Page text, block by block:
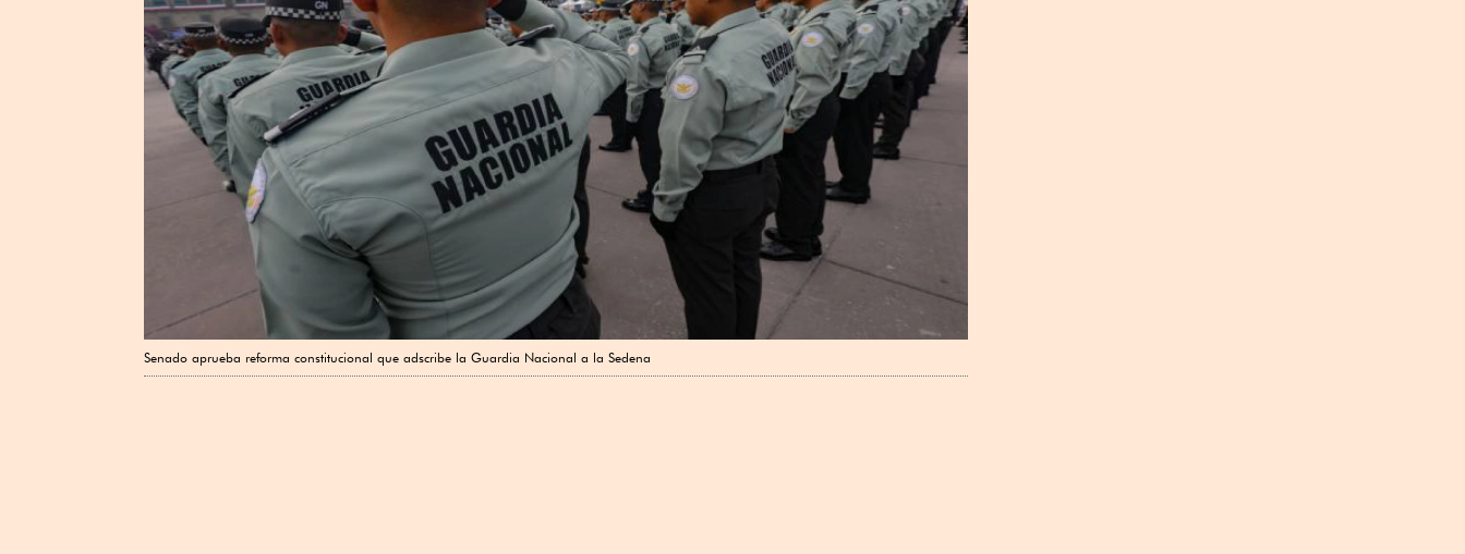
Senado aprueba reforma constitucional que adscribe la Guardia Nacional a la Sedena